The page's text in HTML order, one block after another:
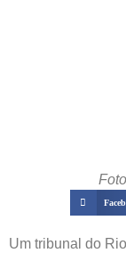
Um tribunal do